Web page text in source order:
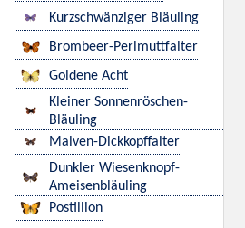
Kurzschwänziger Bläuling
Brombeer-Perlmuttfalter
Goldene Acht
Kleiner Sonnenröschen-
Bläuling
Malven-Dickkopffalter
Dunkler Wiesenknopf-
Ameisenbläuling
Postillion